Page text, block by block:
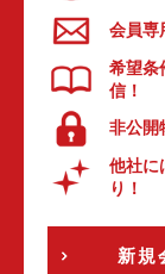
会員専
希望条
信！
非公開
他社に
り！
新規